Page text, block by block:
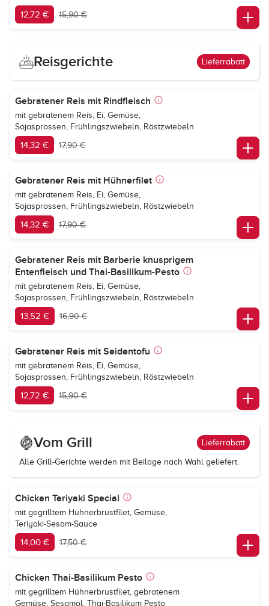
12,72 € 15,90 €
Reisgerichte Lieferrabatt
Gebratener Reis mit Rindfleisch
mit gebratenem Reis, Ei, Gemüse,
Sojasprossen, Frühlingszwiebeln, Röstzwiebeln
14,32 € 17,90 €
Gebratener Reis mit Hühnerfilet
mit gebratenem Reis, Ei, Gemüse,
Sojasprossen, Frühlingszwiebeln, Röstzwiebeln
14,32 € 17,90 €
Gebratener Reis mit Barberie knusprigem
Entenfleisch und Thai-Basilikum-Pesto
mit gebratenem Reis, Ei, Gemüse,
Sojasprossen, Frühlingszwiebeln, Röstzwiebeln
13,52 € 16,90 €
Gebratener Reis mit Seidentofu
mit gebratenem Reis, Ei, Gemüse,
Sojasprossen, Frühlingszwiebeln, Röstzwiebeln
12,72 € 15,90 €
Vom Grill Lieferrabatt
Alle Grill-Gerichte werden mit Beilage nach Wahl geliefert.
Chicken Teriyaki Special
mit gegrilltem Hühnerbrustfilet, Gemüse,
Teriyaki-Sesam-Sauce
14,00 € 17,50 €
Chicken Thai-Basilikum Pesto
mit gegrilltem Hühnerbrustfilet, gebratenem
Gemüse, Sesamöl, Thai-Basilikum Pesto